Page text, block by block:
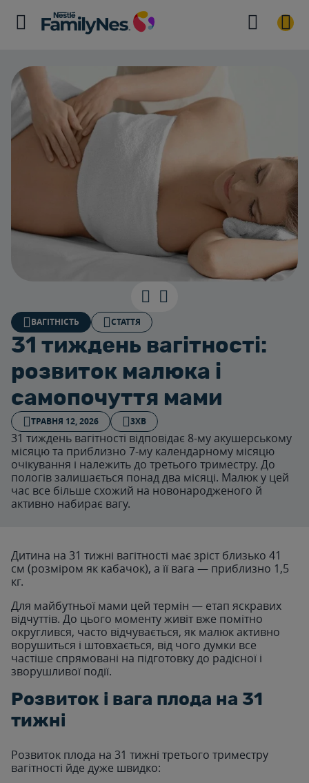
ВАГІТНІСТЬ СТАТТЯ
31 тиждень вагітності:
розвиток малюка і
самопочуття мами
ТРАВНЯ 12, 2026 3ХВ
31 тиждень вагітності відповідає 8-му акушерському
місяцю та приблизно 7-му календарному місяцю
очікування і належить до третього триместру. До
пологів залишається понад два місяці. Малюк у цей
час все більше схожий на новонародженого й
активно набирає вагу.
Дитина на 31 тижні вагітності має зріст близько 41
см (розміром як кабачок), а її вага — приблизно 1,5
кг.
Для майбутньої мами цей термін — етап яскравих
відчуттів. До цього моменту живіт вже помітно
округлився, часто відчувається, як малюк активно
ворушиться і штовхається, від чого думки все
частіше спрямовані на підготовку до радісної і
зворушливої події.
Розвиток і вага плода на 31
тижні
Розвиток плода на 31 тижні третього триместру
вагітності йде дуже швидко: